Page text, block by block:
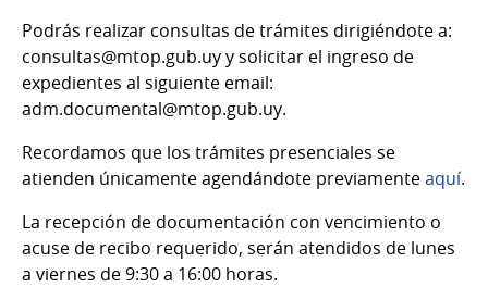
Podrás realizar consultas de trámites dirigiéndote a:
consultas@mtop.gub.uy y solicitar el ingreso de
expedientes al siguiente email:
adm.documental@mtop.gub.uy.
Recordamos que los trámites presenciales se
atienden únicamente agendándote previamenteaquí.
La recepción de documentación con vencimiento o
acuse de recibo requerido, serán atendidos de lunes
a viernes de 9:30 a 16:00 horas.